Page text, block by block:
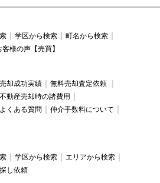
学区から検索
町名から検索
客様の声【売買】
売却成功実績
無料売却査定依頼
不動産売却時の諸費用
よくある質問
仲介手数料について
学区から検索
エリアから検索
し依頼